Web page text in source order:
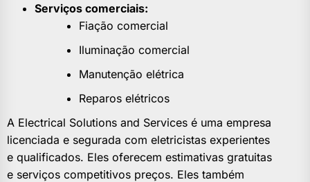
Serviços comerciais:
Fiação comercial
Iluminação comercial
Manutenção elétrica
Reparos elétricos
A Electrical Solutions and Services é uma empresa
licenciada e segurada com eletricistas experientes
e qualificados. Eles oferecem estimativas gratuitas
e serviços competitivos preços. Eles também